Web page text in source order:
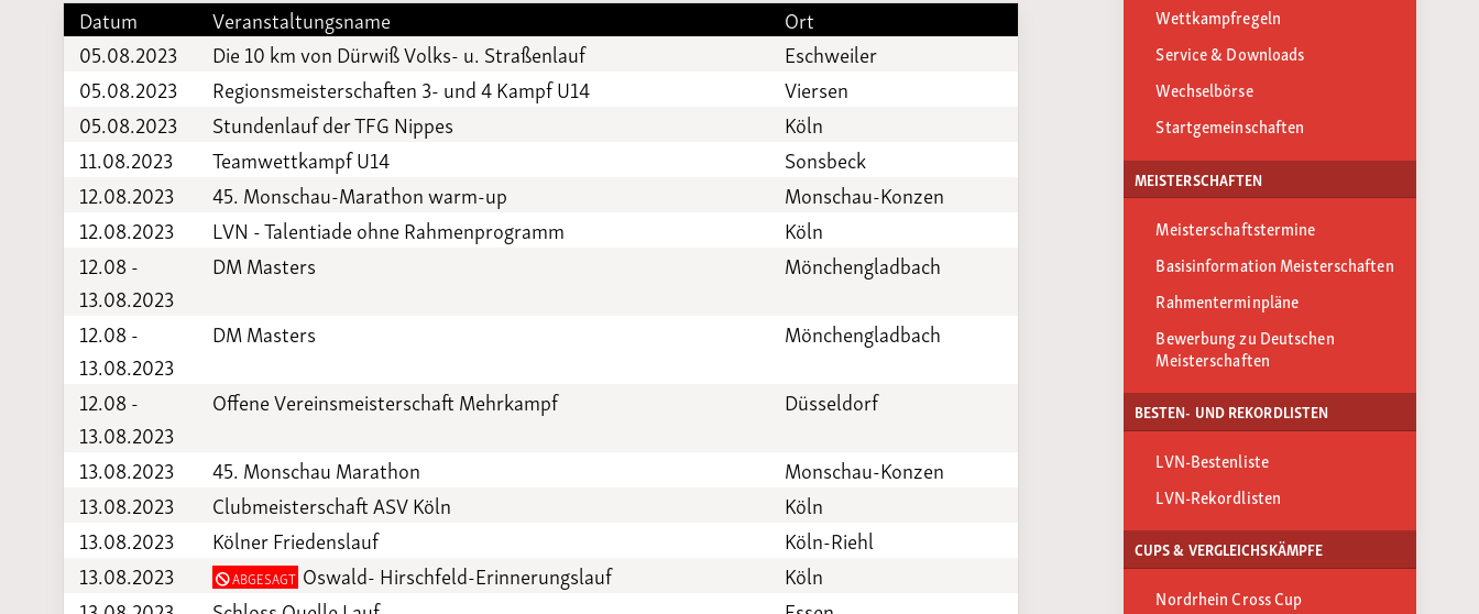
Datum Veranstaltungsname
Ort
05.08.2023
Die 10 km von Dürwiß Volks- u. Straßenlauf
Eschweiler
05.08.2023
Regionsmeisterschaften 3- und 4 Kampf U14
Viersen
05.08.2023
Stundenlauf der TFG Nippes
Köln
11.08.2023
Teamwettkampf U14
Sonsbeck
12.08.2023
45. Monschau-Marathon warm-up
Monschau-Konzen
12.08.2023
LVN - Talentiade ohne Rahmenprogramm
Köln
12.08 -
13.08.2023
DM Masters
Mönchengladbach
12.08 -
13.08.2023
DM Masters
Mönchengladbach
12.08 -
13.08.2023
Offene Vereinsmeisterschaft Mehrkampf
Düsseldorf
13.08.2023
45. Monschau Marathon
Monschau-Konzen
13.08.2023
Clubmeisterschaft ASV Köln
Köln
13.08.2023
Kölner Friedenslauf
Köln-Riehl
13.08.2023
ABGESAGT Oswald- Hirschfeld-Erinnerungslauf
Köln
Wettkampfregeln
Service & Downloads
Wechselbörse
Startgemeinschaften
MEISTERSCHAFTEN
Meisterschaftstermine
Basisinformation Meisterschaften
Rahmenterminpläne
Bewerbung zu Deutschen
Meisterschaften
BESTEN- UND REKORDLISTEN
LVN-Bestenliste
LVN-Rekordlisten
CUPS & VERGLEICHSKÄMPFE
Nordrhein Cross Cup